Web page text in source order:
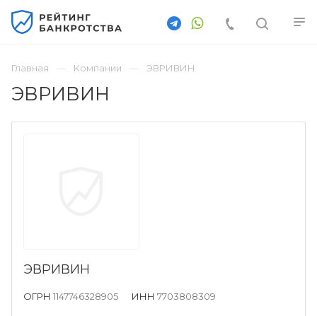
Главная Компании ЭВРИВИН
ЭВРИВИН
ЭВРИВИН
ОГРН 1147746328905 ИНН 7703808309